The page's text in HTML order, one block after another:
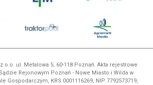
o.o. ul. Metalowa 5, 60-118 Poznań. Akta rejestrowe
Rejonowym Poznań - Nowe Miasto i Wilda w
Gospodarczym, KRS 0001116269, NIP 7792573719,